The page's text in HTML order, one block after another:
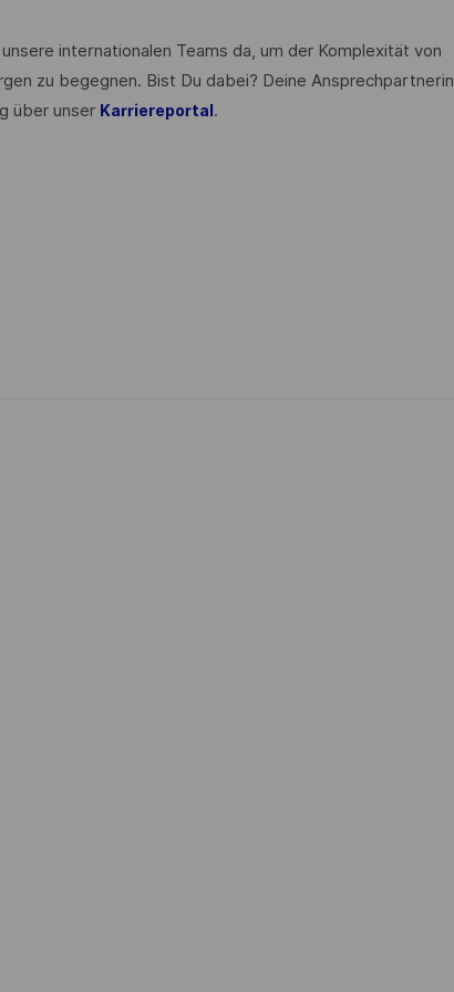
internationalen Teams da, um der Komplexität von
zu begegnen. Bist Du dabei? Deine Ansprechpartnerin
über unser Karriereportal .